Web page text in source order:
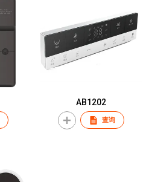
AB1202
查询